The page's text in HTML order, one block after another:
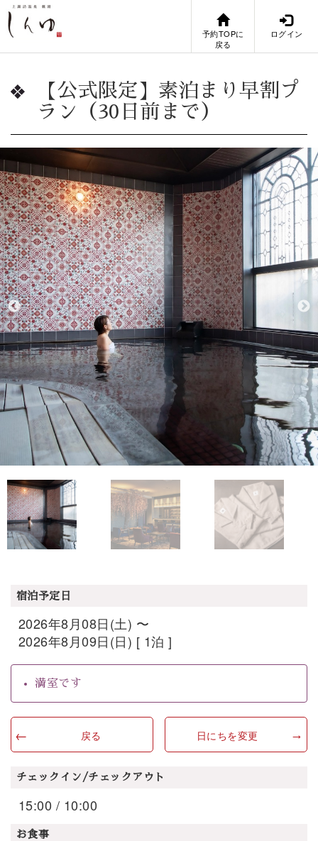
予約TOPに
戻る
ログイン
【公式限定】素泊まり早割プ
ラン（30日前まで）
宿泊予定日
2026年8月08日(土) 〜
2026年8月09日(日) [ 1泊 ]
満室です
戻る 日にちを変更
チェックイン/チェックアウト
15:00 / 10:00
お食事